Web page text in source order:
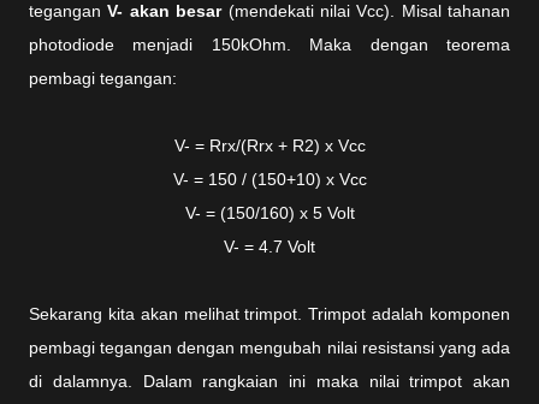
teganganV- akan besar(mendekati nilai Vcc). Misal tahanan
photodiode menjadi 150kOhm. Maka dengan teorema
pembagi tegangan:
V- = Rrx/(Rrx + R2) x Vcc
V- = 150 / (150+10) x Vcc
V- = (150/160) x 5 Volt
V- = 4.7 Volt
Sekarang kita akan melihat trimpot. Trimpot adalah komponen
pembagi tegangan dengan mengubah nilai resistansi yang ada
di dalamnya. Dalam rangkaian ini maka nilai trimpot akan